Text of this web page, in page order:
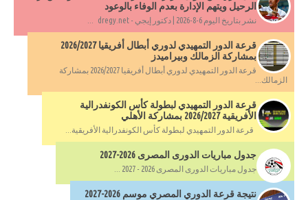
الرحيل ويتهم الإدارة بعدم الوفاء بالوعود
نشر بتاريخ اليوم 6-8-2026 | دكتور إيجي - dregy.net ...
قرعة الدور التمهيدي لدوري أبطال أفريقيا 2026/2027
بمشاركة الزمالك وبيراميدز
قرعة الدور التمهيدي لدوري أبطال أفريقيا 2026/2027 بمشاركة
الزمالك...
قرعة الدور التمهيدي لبطولة كأس الكونفدرالية
الأفريقية 2026/2027 بمشاركة الأهلي
قرعة الدور التمهيدي لبطولة كأس الكونفدرالية الأفريقية...
جدول مباريات الدورى المصرى 2026-2027
جدول مباريات الدورى المصرى 2026 - 2027 ...
نتيجة قرعة الدوري المصري موسم 2026-2027